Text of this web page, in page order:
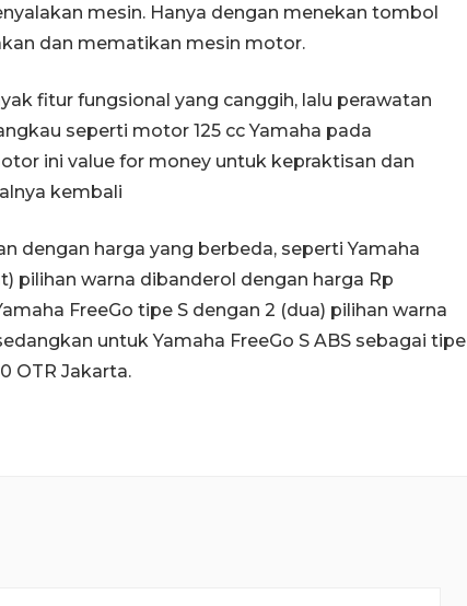
mesin. Hanya dengan menekan tombol
dan mematikan mesin motor.
fitur fungsional yang canggih, lalu perawatan
seperti motor 125 cc Yamaha pada
ini value for money untuk kepraktisan dan
kembali
dengan harga yang berbeda, seperti Yamaha
pilihan warna dibanderol dengan harga Rp
FreeGo tipe S dengan 2 (dua) pilihan warna
untuk Yamaha FreeGo S ABS sebagai tipe
OTR Jakarta.